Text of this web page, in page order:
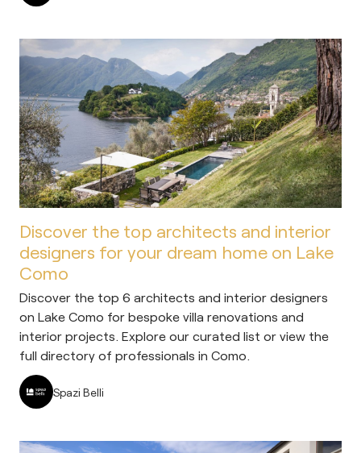
Discover the top architects and interior
designers for your dream home on Lake
Como
Discover the top 6 architects and interior designers
on Lake Como for bespoke villa renovations and
interior projects. Explore our curated list or view the
full directory of professionals in Como.
Spazi Belli